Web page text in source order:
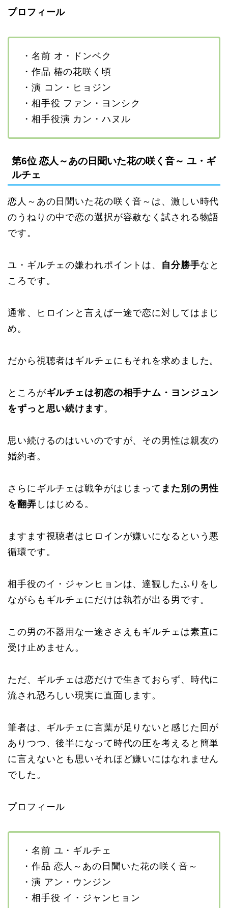
プロフィール
・名前 オ・ドンベク
・作品 椿の花咲く頃
・演 コン・ヒョジン
・相手役 ファン・ヨンシク
・相手役演 カン・ハヌル
第6位 恋人～あの日聞いた花の咲く音～ ユ・ギ
ルチェ
恋人～あの日聞いた花の咲く音～は、激しい時代
のうねりの中で恋の選択が容赦なく試される物語
です。
ユ・ギルチェの嫌われポイントは、 自分勝手なと
ころです。
通常、ヒロインと言えば一途で恋に対してはまじ
め。
だから視聴者はギルチェにもそれを求めました。
ところがギルチェは初恋の相手ナム・ヨンジュン
をずっと思い続けます。
思い続けるのはいいのですが、その男性は親友の
婚約者。
さらにギルチェは戦争がはじまって また別の男性
を翻弄 しはじめる。
ますます視聴者はヒロインが嫌いになるという悪
循環です。
相手役のイ・ジャンヒョンは、達観したふりをし
ながらもギルチェにだけは執着が出る男です。
この男の不器用な一途ささえもギルチェは素直に
受け止めません。
ただ、ギルチェは恋だけで生きておらず、時代に
流され恐ろしい現実に直面します。
筆者は、ギルチェに言葉が足りないと感じた回が
ありつつ、後半になって時代の圧を考えると簡単
に言えないとも思いそれほど嫌いにはなれません
でした。
プロフィール
・名前 ユ・ギルチェ
・作品 恋人～あの日聞いた花の咲く音～
・演 アン・ウンジン
・相手役 イ・ジャンヒョン